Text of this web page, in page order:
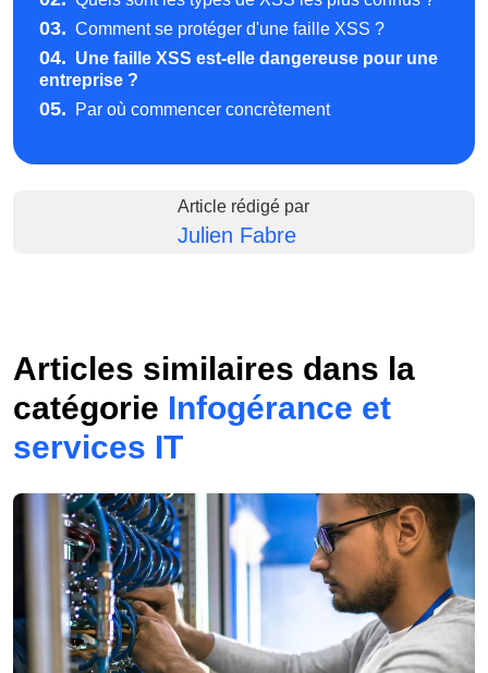
03. Comment se protéger d'une faille XSS ?
04. Une faille XSS est-elle dangereuse pour une
entreprise ?
05. Par où commencer concrètement
Article rédigé par
Julien Fabre
Articles similaires dans la
catégorie Infogérance et
services IT